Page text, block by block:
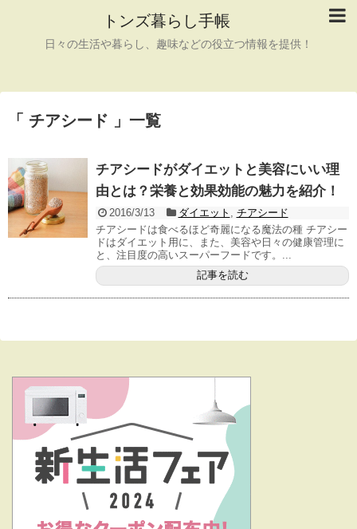
トンズ暮らし手帳
日々の生活や暮らし、趣味などの役立つ情報を提供！
「 チアシード 」一覧
チアシードがダイエットと美容にいい理
由とは？栄養と効果効能の魅力を紹介！
2016/3/13 ダイエット
チアシード
チアシードは食べるほど奇麗になる魔法の種 チアシー
ドはダイエット用に、また、美容や日々の健康管理に
と、注目度の高いスーパーフードです。...
記事を読む